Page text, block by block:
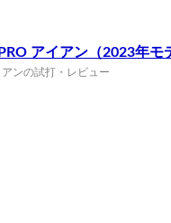
アイアン（2023年
アンの試打・レビュー